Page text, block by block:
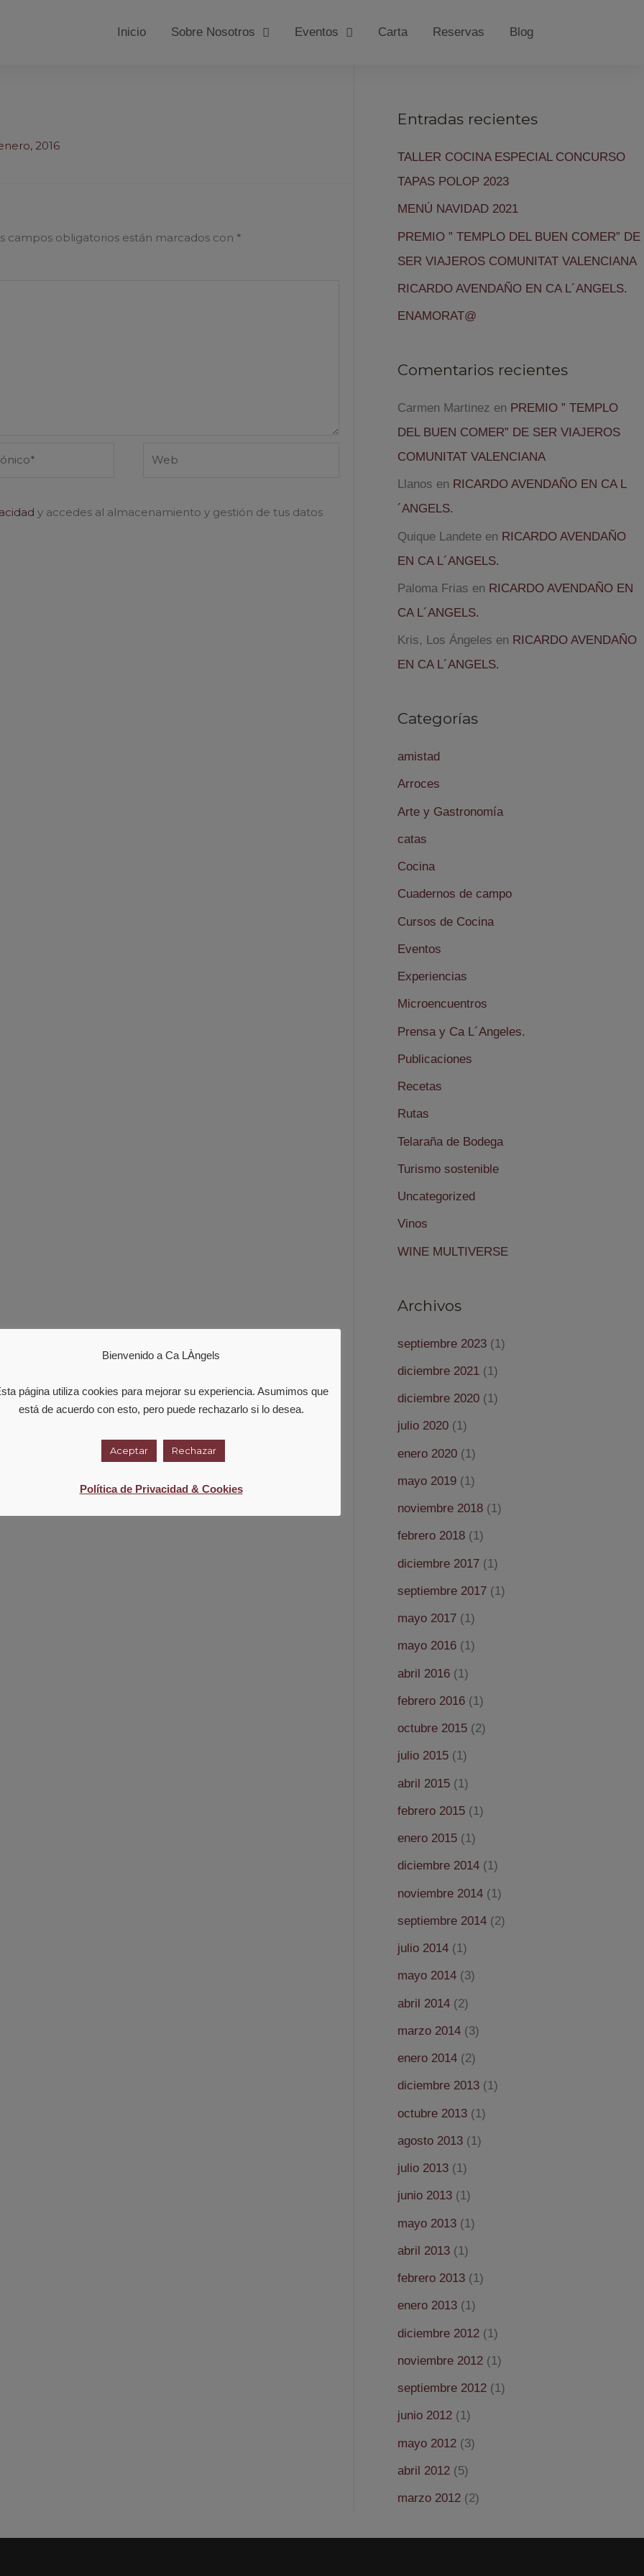
Inicio Sobre Nosotros Eventos Carta Reservas Blog
2016
campos obligatorios están marcados con *
y accedes al almacenamiento y gestión de tus datos
Entradas recientes
TALLER COCINA ESPECIAL CONCURSO
TAPAS POLOP 2023
MENÚ NAVIDAD 2021
PREMIO ” TEMPLO DEL BUEN COMER” DE
SER VIAJEROS COMUNITAT VALENCIANA
RICARDO AVENDAÑO EN CA L´ANGELS.
ENAMORAT@
Comentarios recientes
Carmen Martinez en PREMIO ” TEMPLO
DEL BUEN COMER” DE SER VIAJEROS
COMUNITAT VALENCIANA
Llanos en RICARDO AVENDAÑO EN CA L
´ANGELS.
Quique Landeteen RICARDO AVENDAÑO
EN CA L´ANGELS.
Paloma Frias en RICARDO AVENDAÑO EN
CA L´ANGELS.
Kris, Los Ángeles en RICARDO AVENDAÑO
EN CA L´ANGELS.
Categorías
amistad
Arroces
Arte y Gastronomía
catas
Cocina
Cuadernos de campo
Cursos de Cocina
Eventos
Experiencias
Microencuentros
Prensa y Ca L´Angeles.
Publicaciones
Recetas
Rutas
Telaraña de Bodega
Turismo sostenible
Uncategorized
Vinos
WINE MULTIVERSE
Archivos
septiembre 2023(1)
diciembre 2021(1)
diciembre 2020(1)
julio 2020(1)
enero 2020(1)
mayo 2019(1)
noviembre 2018(1)
febrero 2018(1)
diciembre 2017(1)
septiembre 2017(1)
mayo 2017(1)
mayo 2016(1)
abril 2016(1)
febrero 2016(1)
octubre 2015(2)
julio 2015(1)
abril 2015(1)
febrero 2015(1)
enero 2015(1)
diciembre 2014(1)
noviembre 2014(1)
septiembre 2014(2)
julio 2014(1)
mayo 2014(3)
abril 2014(2)
marzo 2014(3)
enero 2014(2)
diciembre 2013(1)
octubre 2013(1)
agosto 2013(1)
julio 2013(1)
junio 2013(1)
mayo 2013(1)
abril 2013(1)
febrero 2013(1)
enero 2013(1)
diciembre 2012(1)
noviembre 2012(1)
septiembre 2012(1)
junio 2012(1)
mayo 2012(3)
abril 2012(5)
marzo 2012(2)
Bienvenido a Ca LÀngels
página utiliza cookies para mejorar su experiencia. Asumimos que
está de acuerdo con esto, pero puede rechazarlo si lo desea.
Aceptar Rechazar
Política de Privacidad & Cookies